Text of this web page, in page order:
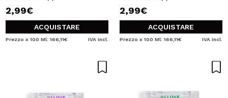
2,99€
ACQUISTARE
Prezzo x 100 Ml: 166,11€ IVA Incl.
2,99€
ACQUISTARE
Prezzo x 100 Ml: 166,11€ IVA Incl.